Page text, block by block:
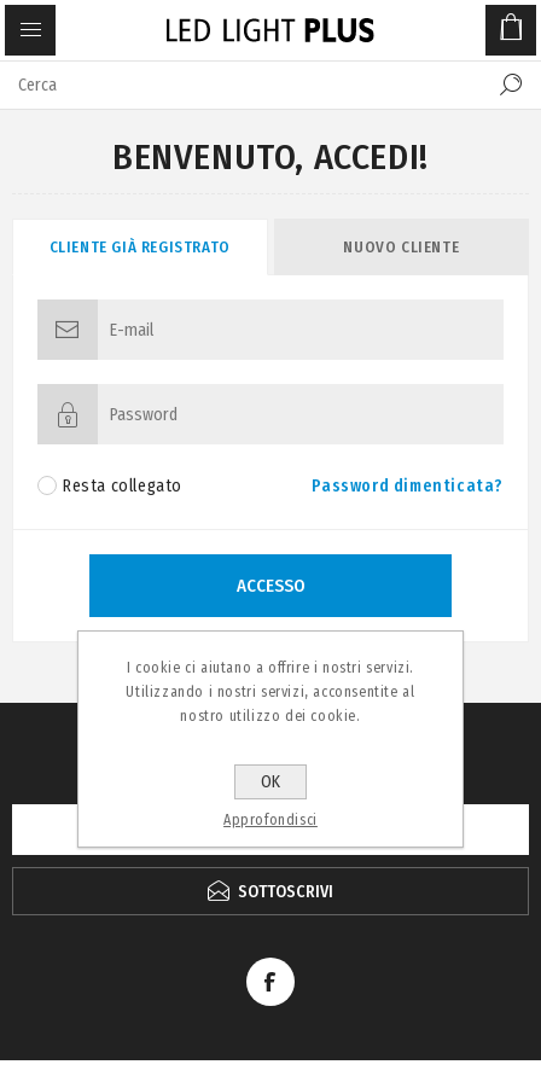
BENVENUTO, ACCEDI!
CLIENTE GIÀ REGISTRATO NUOVO CLIENTE
Resta collegato Password dimenticata?
ACCESSO
RICEVI LA NEWSLETTER
SOTTOSCRIVI
I cookie ci aiutano a offrire i nostri servizi.
Utilizzando i nostri servizi, acconsentite al
nostro utilizzo dei cookie.
OK
Approfondisci